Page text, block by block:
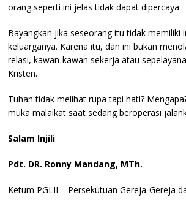
orang seperti ini jelas tidak dapat dipercaya.
Bayangkan jika seseorang itu tidak
keluarganya. Karena itu, dan ini bukan
relasi, kawan-kawan sekerja atau
Kristen.
Tuhan tidak melihat rupa tapi hati?
muka malaikat saat sedang beroperasi
Salam Injili
Pdt. DR. Ronny Mandang, MTh.
Ketum PGLII – Persekutuan Gereja-Gereja